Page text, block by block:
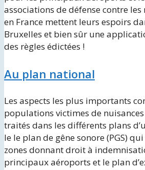
associations de défense contre les
en France mettent leurs espoirs
Bruxelles et bien sûr une
des règles édictées !
Au plan national
Les aspects les plus importants
populations victimes de
traités dans les différents plans
le le plan de gêne sonore (PGS)
zones donnant droit à
principaux aéroports et le plan